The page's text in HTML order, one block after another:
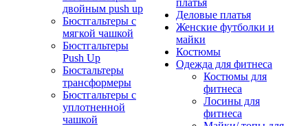
двойным push up
Бюстгальтеры с
мягкой чашкой
Бюстгальтеры
Push Up
Бюстальтеры
трансформеры
Бюстгальтеры с
уплотненной
чашкой
платья
Деловые платья
Женские футболки и
майки
Костюмы
Одежда для фитнеса
Костюмы для
фитнеса
Лосины для
фитнеса